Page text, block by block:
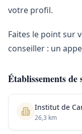
votre profil.
Faites le point sur
conseiller : un
Établissements
Institut de
26,3 km